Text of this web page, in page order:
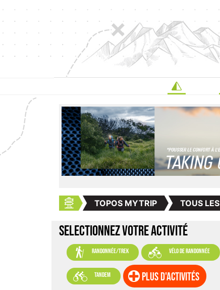
TOPOS MYTRIP TOUS
SELECTIONNEZ VOTRE ACTIVITÉ
 randonnée/trek  vélo de randonnée
 tandem plus d'activités